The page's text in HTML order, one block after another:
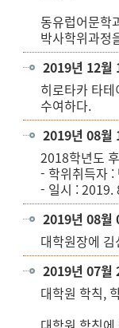
동유럽어문학
박사학위과정
2019년 12월
히로타카 타
수여하다.
2019년 08월
2018학년도
- 학위취득자
- 일시 : 2019.
2019년 08월
대학원장에
2019년 07월
대학원 학칙,